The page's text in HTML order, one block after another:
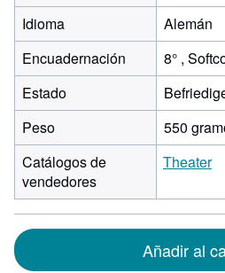
Idioma
Alemán
Encuadernación
8° ,
Estado
Peso
550
Catálogos de
vendedores
Theater
Añadir al